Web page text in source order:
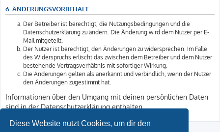
Diese Website nutzt Cookies, um dir den
6. ÄNDERUNGSVORBEHALT
Der Betreiber ist berechtigt, die Nutzungsbedingungen und die
Datenschutzerklärung zu ändern. Die Änderung wird dem Nutzer per E-
Mail mitgeteilt.
Der Nutzer ist berechtigt, den Änderungen zu widersprechen. Im Falle
des Widerspruchs erlischt das zwischen dem Betreiber und dem Nutzer
bestehende Vertragsverhältnis mit sofortiger Wirkung.
Die Änderungen gelten als anerkannt und verbindlich, wenn der Nutzer
den Änderungen zugestimmt hat.
Informationen über den Umgang mit deinen persönlichen Daten
sind in der Datenschutzerklärung enthalten.